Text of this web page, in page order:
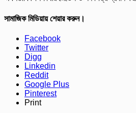
সামাজিক মিডিয়ায় শেয়ার করুন।
Facebook
Twitter
Digg
Linkedin
Reddit
Google Plus
Pinterest
Print